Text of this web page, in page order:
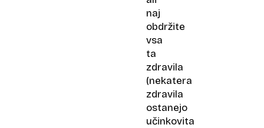
naj
obdržite
vsa
ta
zdravila
(nekatera
zdravila
ostanejo
učinkovita